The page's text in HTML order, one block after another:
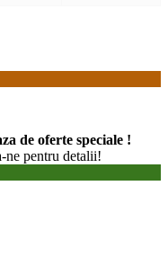
de oferte speciale !
ne pentru detalii!